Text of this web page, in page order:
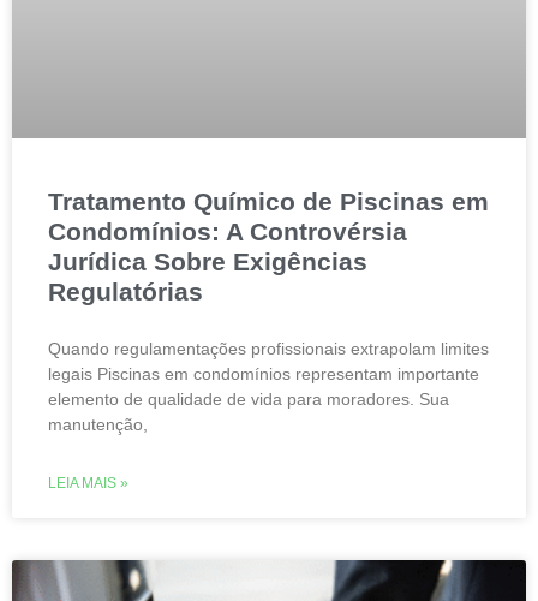
Tratamento Químico de Piscinas em
Condomínios: A Controvérsia
Jurídica Sobre Exigências
Regulatórias
Quando regulamentações profissionais extrapolam limites
legais Piscinas em condomínios representam importante
elemento de qualidade de vida para moradores. Sua
manutenção,
LEIA MAIS »